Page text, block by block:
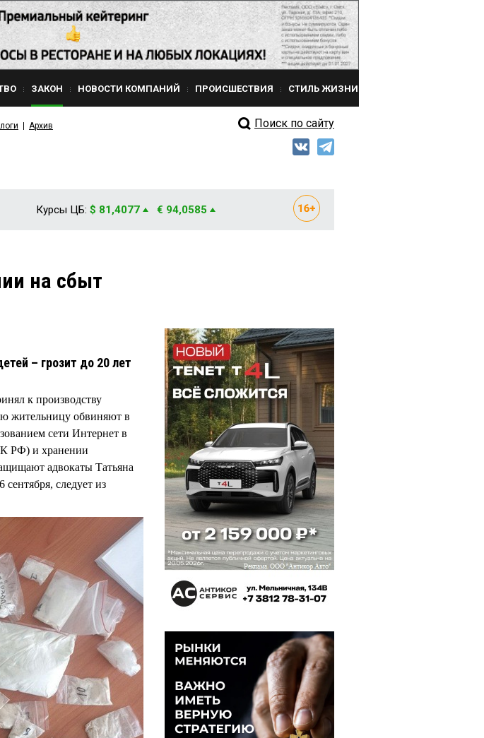
ЗАКОН НОВОСТИ КОМПАНИЙ ПРОИСШЕСТВИЯ СТИЛЬ ЖИЗНИ
Архив Поиск по сайту
Курсы ЦБ: $ 81,4077 € 94,0585
на сбыт
– грозит до 20 лет
к производству
жительницу обвиняют в
сети Интернет в
РФ) и хранении
адвокаты Татьяна
следует из